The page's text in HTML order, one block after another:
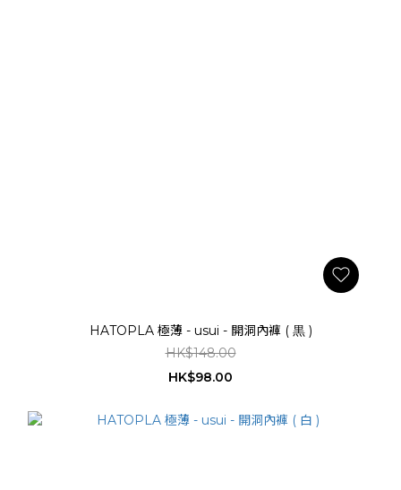
HATOPLA 極薄 - usui - 開洞內褲 ( 黒 )
HK$148.00
HK$98.00